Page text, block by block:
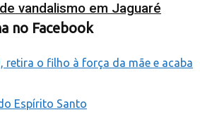
vandalismo em Jaguaré
no Facebook